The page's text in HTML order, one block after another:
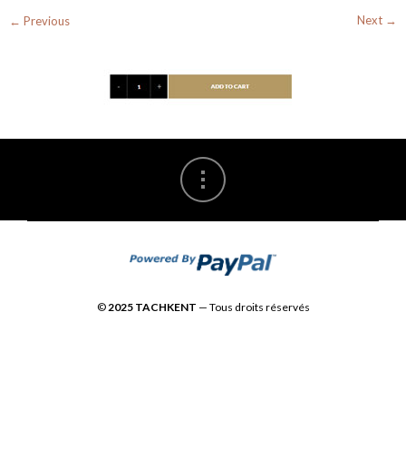
← Previous Next →
©2025 TACHKENT — Tous droits réservés